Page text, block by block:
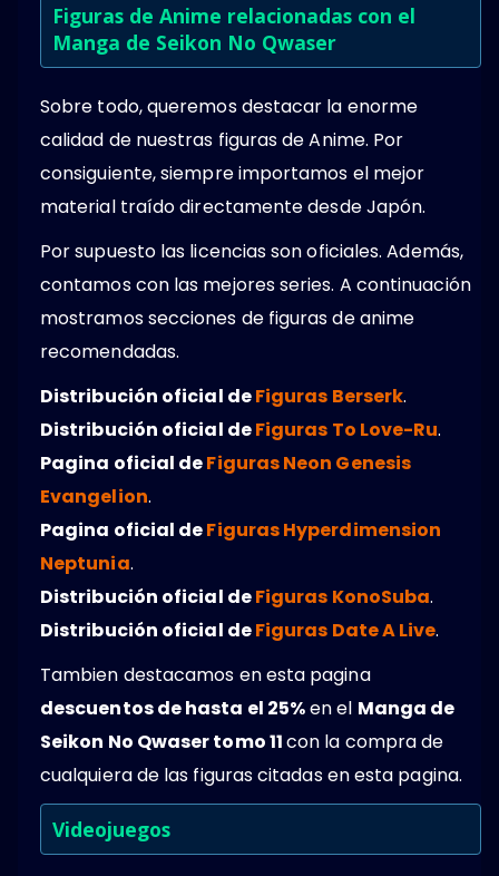
Figuras de Anime relacionadas con el
Manga de Seikon No Qwaser
Sobre todo, queremos destacar la enorme
calidad de nuestras figuras de Anime. Por
consiguiente, siempre importamos el mejor
material traído directamente desde Japón.
Por supuesto las licencias son oficiales. Además,
contamos con las mejores series. A continuación
mostramos secciones de figuras de anime
recomendadas.
Distribución oficial deFiguras Berserk.
Distribución oficial deFiguras To Love-Ru.
Pagina oficial deFiguras Neon Genesis
Evangelion.
Pagina oficial deFiguras Hyperdimension
Neptunia.
Distribución oficial deFiguras KonoSuba.
Distribución oficial deFiguras Date A Live.
Tambien destacamos en esta pagina
descuentos de hasta el 25%en el Manga de
Seikon No Qwaser tomo 11con la compra de
cualquiera de las figuras citadas en esta pagina.
Videojuegos